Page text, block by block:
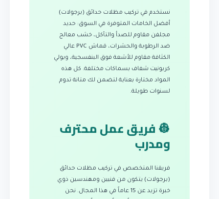
نستخدم في تركيب مظلات حدائق (برجولات)
أفضل الخامات المتوفرة في السوق: حديد
مجلفن مقاوم للصدأ والتآكل، خشب معالج
ضد الرطوبة والحشرات، قماش PVC عالي
الكثافة مقاوم للأشعة فوق البنفسجية، وبولي
كربونيت شفاف بسماكات مختلفة. كل هذه
المواد مختارة بعناية لتضمن لك متانة تدوم
لسنوات طويلة.
👷 فريق عمل محترف
ومدرب
فريقنا المتخصص في تركيب مظلات حدائق
(برجولات) يتكون من فنيين ومهندسين ذوي
خبرة تزيد عن 15 عاماً في هذا المجال. نحن